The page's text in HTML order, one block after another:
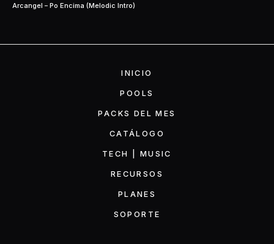
Arcangel – Po Encima (Melodic Intro)
INICIO
POOLS
PACKS DEL MES
CATÁLOGO
TECH | MUSIC
RECURSOS
PLANES
SOPORTE